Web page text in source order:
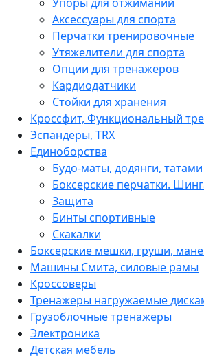
Аксессуары для спорта
Перчатки тренировочные
Утяжелители для спорта
Опции для тренажеров
Кардиодатчики
Стойки для хранения
Кроссфит, Функциональный
Эспандеры, TRX
Единоборства
Будо-маты, додянги, татами
Боксерские перчатки.
Защита
Бинты спортивные
Скакалки
Боксерские мешки, груши,
Машины Смита, силовые рамы
Кроссоверы
Тренажеры нагружаемые
Грузоблочные тренажеры
Электроника
Детская мебель